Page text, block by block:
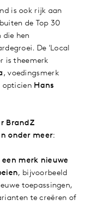
is ook rijk aan
de Top 30
die hen
De 'Local
is theemerk
, voedingsmerk
opticien Hans
BrandZ
onder meer:
merk nieuwe
, bijvoorbeeld
toepassingen,
te creëren of